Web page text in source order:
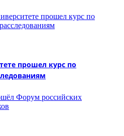
прошел курс по